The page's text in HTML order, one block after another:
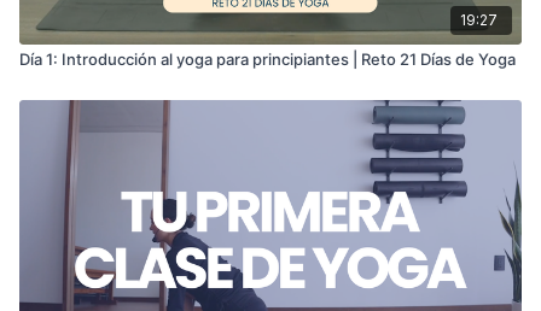
19:27
Día 1: Introducción al yoga para principiantes | Reto 21 Días de Yoga